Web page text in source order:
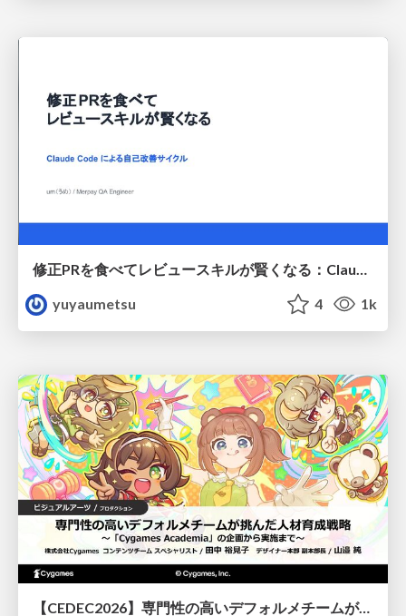
修正PRを食べてレビュースキルが賢くなる：Claude Codeによる自己改善サイクル
yuyaumetsu
4 1k
【CEDEC2026】専門性の高いデフォルメチームが挑んだ人材育成戦略 〜Cygames Academiaの企画から実施まで〜